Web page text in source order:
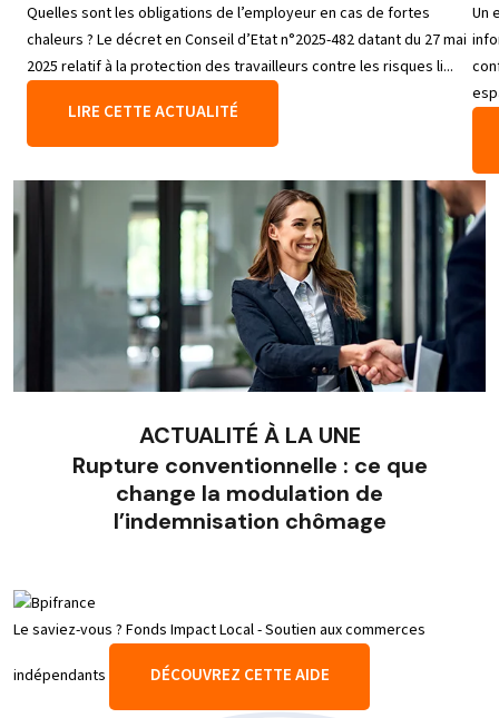
Quelles sont les obligations de l’employeur en cas de fortes
chaleurs ? Le décret en Conseil d’Etat n°2025-482 datant du 27 mai
2025 relatif à la protection des travailleurs contre les risques li...
LIRE CETTE ACTUALITÉ
Un
ACTUALITÉ À LA UNE
Rupture conventionnelle : ce que
change la modulation de
l’indemnisation chômage
Le saviez-vous ? Fonds Impact Local - Soutien aux commerces
indépendants DÉCOUVREZ CETTE AIDE